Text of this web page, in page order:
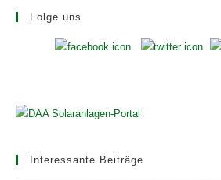
Folge uns
Interessante Beiträge